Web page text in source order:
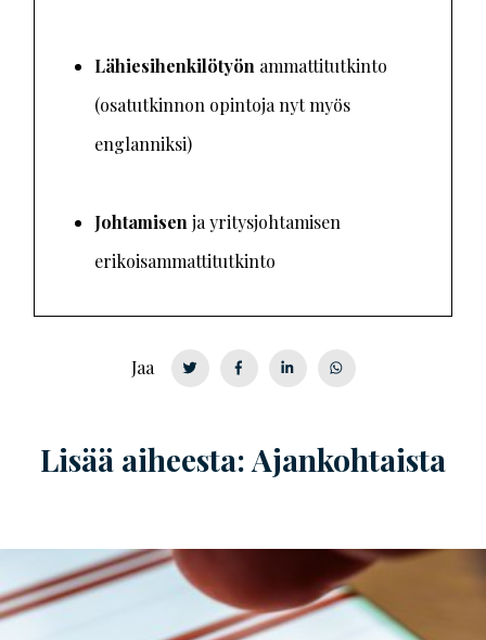
Lähiesihenkilötyön ammattitutkinto
(osatutkinnon opintoja nyt myös
englanniksi)
Johtamisen ja yritysjohtamisen
erikoisammattitutkinto
Jaa
Lisää aiheesta: Ajankohtaista